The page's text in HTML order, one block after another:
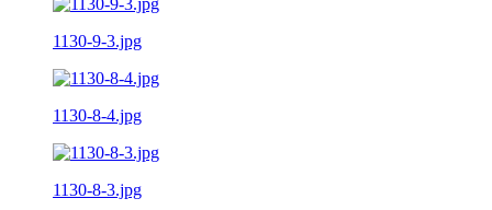
1130-9-3.jpg
1130-8-4.jpg
1130-8-3.jpg